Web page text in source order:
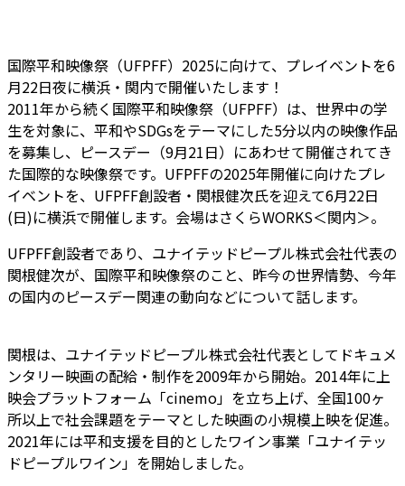
国際平和映像祭（UFPFF）2025に向けて、プレイベントを6
月22日夜に横浜・関内で開催いたします！
2011年から続く国際平和映像祭（UFPFF）は、世界中の学
生を対象に、平和やSDGsをテーマにした5分以内の映像作品
を募集し、ピースデー（9月21日）にあわせて開催されてき
た国際的な映像祭です。UFPFFの2025年開催に向けたプレ
イベントを、UFPFF創設者・関根健次氏を迎えて6月22日
(日)に横浜で開催します。会場はさくらWORKS＜関内＞。
UFPFF創設者であり、ユナイテッドピープル株式会社代表の
関根健次が、国際平和映像祭のこと、昨今の世界情勢、今年
の国内のピースデー関連の動向などについて話します。
関根は、ユナイテッドピープル株式会社代表としてドキュメ
ンタリー映画の配給・制作を2009年から開始。2014年に上
映会プラットフォーム「cinemo」を立ち上げ、全国100ヶ
所以上で社会課題をテーマとした映画の小規模上映を促進。
2021年には平和支援を目的としたワイン事業「ユナイテッ
ドピープルワイン」を開始しました。